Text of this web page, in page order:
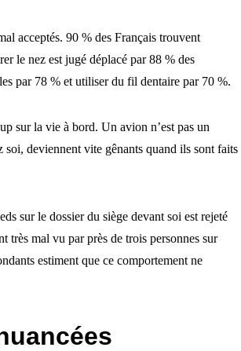
acceptés. 90 % des Français trouvent
le nez est jugé déplacé par 88 % des
par 78 % et utiliser du fil dentaire par 70 %.
sur la vie à bord. Un avion n’est pas un
soi, deviennent vite gênants quand ils sont faits
sur le dossier du siège devant soi est rejeté
très mal vu par près de trois personnes sur
estiment que ce comportement ne